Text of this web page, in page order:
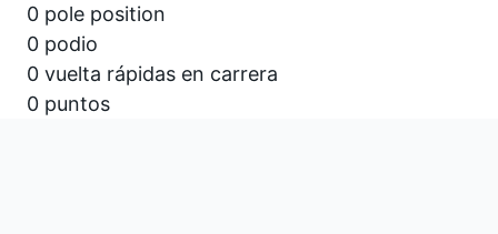
0 pole position
0 podio
0 vuelta rápidas en carrera
0 puntos